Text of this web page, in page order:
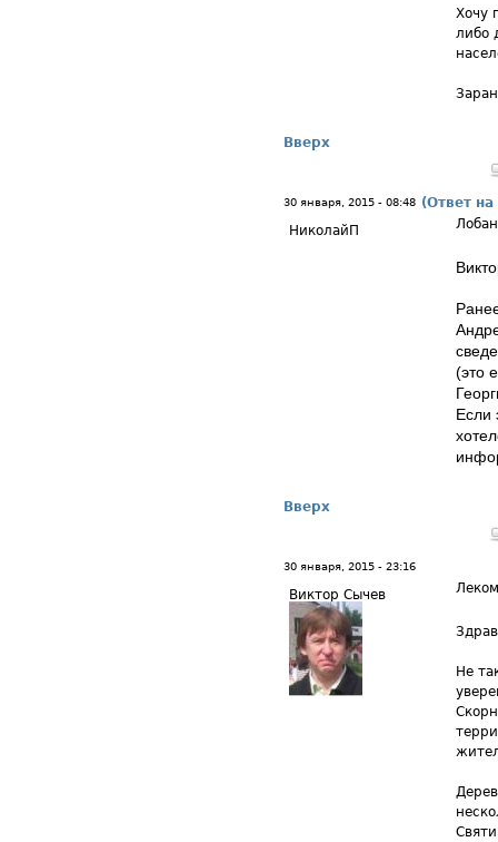
Хочу
либо
Вверх
30 января, 2015 - 08:48 (Ответ
НиколайП
(это
Если
Вверх
30 января, 2015 - 23:16
Виктор Сычев
Не